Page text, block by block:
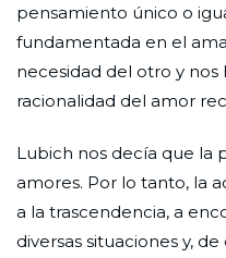
pensamiento único o
fundamentada en el
necesidad del otro y
racionalidad del amor
Lubich nos decía que la
amores. Por lo tanto, la
a la trascendencia, a
diversas situaciones y,